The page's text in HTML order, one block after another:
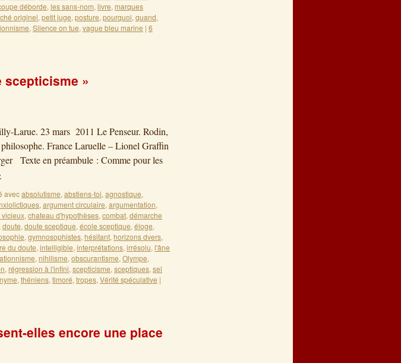
déborde, les sans-nom, livre, marques
originel, petit juge, posture, pourquoi, quand,
, Silence on tue, vague bleu marine | 6
scepticisme »
Larue. 23 mars 2011 Le Penseur. Rodin,
France Laruelle – Lionel Graffin
Texte en préambule : Comme pour les
avecabsolutisme, abstiens-toi, agnostique,
, argument circulaire, argumentation,
vicieux, chateau d'hypothèses, combat, démarche
doute, doute sceptique, école sceptique, éloge,
, gymnosophistes, hésitant, horizons dvers,
du doute, intelligible, interprétations, irrésolu, l'âne
, nihilisme, obscurantisme, Olympe,
, régression à l'infini, scepticisme, sceptiques, sel
, théniens, timoré, tropes, Vérité spéculative |
elles encore une place